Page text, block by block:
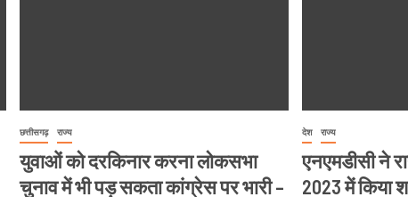
छत्तीसगढ़ राज्य
युवाओं को दरकिनार करना लोकसभा
चुनाव में भी पड़ सकता कांग्रेस पर भारी –
देश राज्य
एनएमडीसी ने
2023 में किया